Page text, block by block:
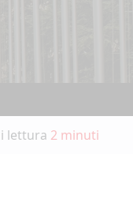
lettura 2 minuti